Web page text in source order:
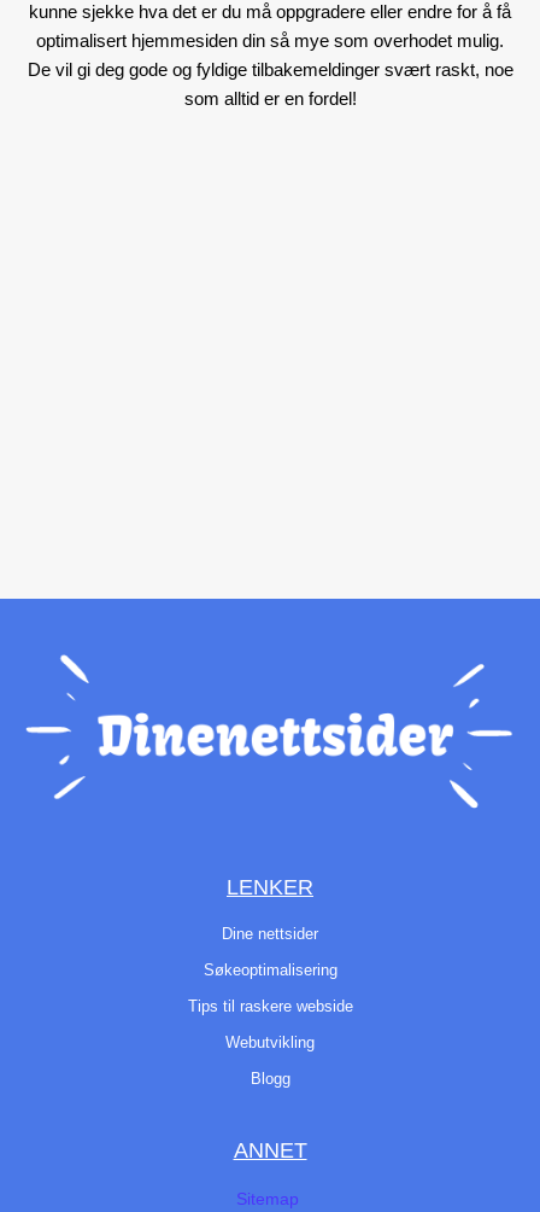
kunne sjekke hva det er du må oppgradere eller endre for å få
optimalisert hjemmesiden din så mye som overhodet mulig.
De vil gi deg gode og fyldige tilbakemeldinger svært raskt, noe
som alltid er en fordel!
LENKER
Dine nettsider
Søkeoptimalisering
Tips til raskere webside
Webutvikling
Blogg
ANNET
Sitemap